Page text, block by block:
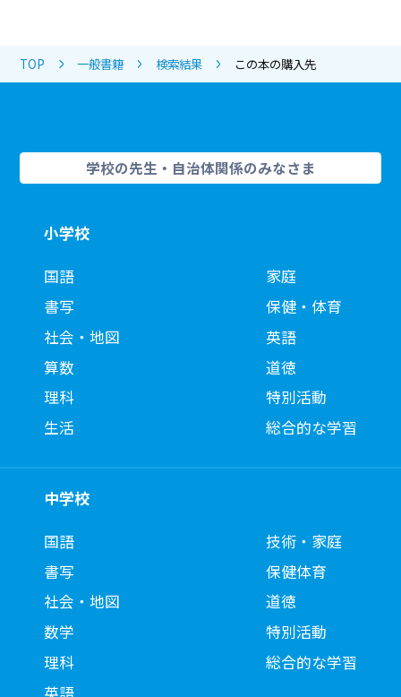
TOP 一般書籍 検索結果 この本の購入先
学校の先生・自治体関係のみなさま
小学校
国語
書写
社会・地図
算数
理科
生活
家庭
保健・体育
英語
道徳
特別活動
総合的な学習
中学校
国語
書写
社会・地図
数学
理科
技術・家庭
保健体育
道徳
特別活動
総合的な学習